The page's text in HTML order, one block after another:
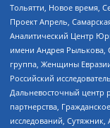
Тольятти, Новое время,
Проект Апрель,
Аналитический Центр
имени Андрея Рылькова,
группа, Женщины
Российский
Дальневосточный центр
партнерства,
исследований,